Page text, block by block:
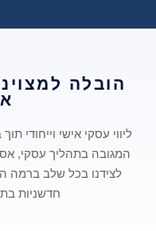
הובלה
ליווי עסקי אישי וייחודי
המגובה בתהליך עסקי,
לצידנו בכל שלב ברמה
חדשניות